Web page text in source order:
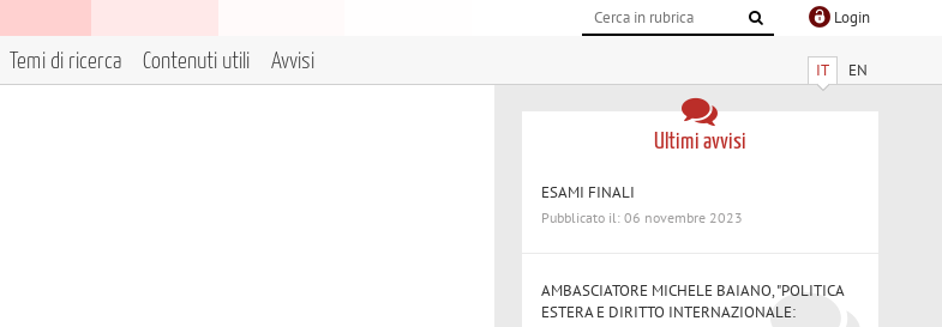
Login
IT EN
Temi di ricerca Contenuti utili Avvisi
Ultimi avvisi
ESAMI FINALI
Pubblicato il: 06 novembre 2023
AMBASCIATORE MICHELE BAIANO, "POLITICA
ESTERA E DIRITTO INTERNAZIONALE: